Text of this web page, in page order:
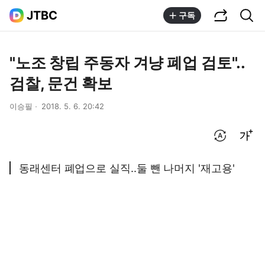
JTBC 구독
"노조 창립 주동자 겨냥 폐업 검토"..
검찰, 문건 확보
이승필 2018. 5. 6. 20:42
동래센터 폐업으로 실직..둘 뺀 나머지 '재고용'